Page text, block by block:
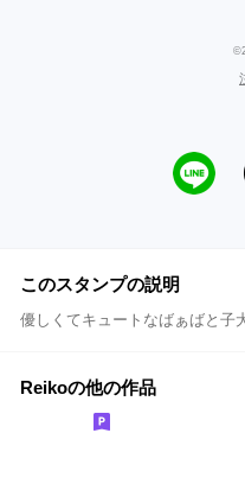
このスタンプの説明
優しくてキュートなばぁばと子
Reikoの他の作品